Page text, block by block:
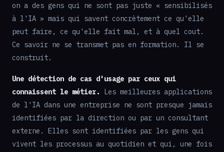
on a des gens qui ne sont pas juste « sensibilisés
à l'IA » mais qui savent concrètement ce qu'elle
peut faire, ce qu'elle fait mal, et à quel cout.
Ce savoir ne se transmet pas en formation. Il se
construit.
Une détection de cas d'usage par ceux qui
connaissent le métier.
Les meilleures applications
de l'IA dans une entreprise ne sont presque jamais
identifiées par la direction ou par un consultant
externe. Elles sont identifiées par les gens qui
vivent les processus au quotidien et qui, une fois